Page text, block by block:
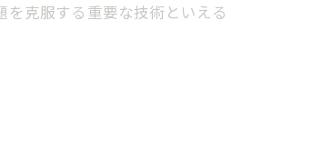
克服する重要な技術といえる